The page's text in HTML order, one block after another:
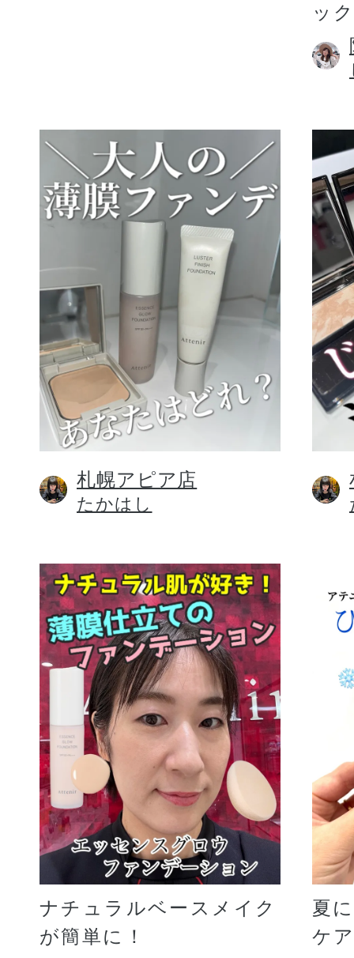
スキンケア
メイクアップ
健康食品／サプ
ファッション
ギフト
ご利用ガイド
よくあるご質問
ッ
札幌アピア店
たかはし
ナチュラルベースメイク
が簡単に！
夏
ケ